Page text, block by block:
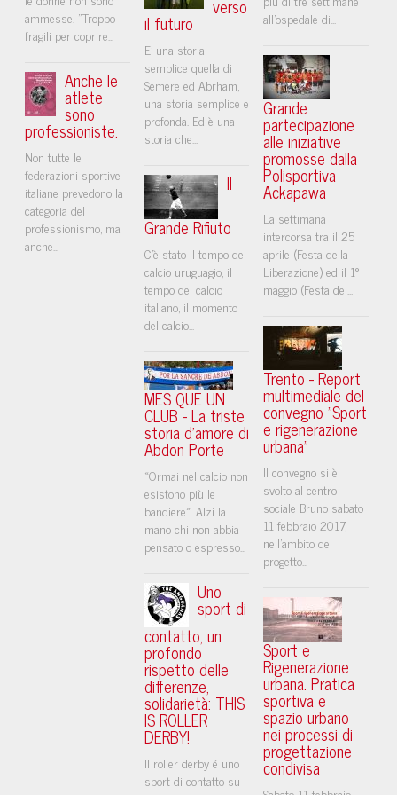
ammesse. "Troppo
fragili per coprire...
Anche le
atlete
sono
professioniste.
Non tutte le
federazioni sportive
italiane prevedono la
categoria del
professionismo, ma
anche...
verso
il futuro
E’ una storia
semplice quella di
Semere ed Abrham,
una storia semplice e
profonda. Ed è una
storia che...
Il
Grande Rifiuto
C’è stato il tempo del
calcio uruguagio, il
tempo del calcio
italiano, il momento
del calcio...
MES QUE UN
CLUB - La triste
storia d'amore di
Abdon Porte
«Ormai nel calcio non
esistono più le
bandiere». Alzi la
mano chi non abbia
pensato o espresso...
Uno
sport di
contatto, un
profondo
rispetto delle
differenze,
solidarietà: THIS
IS ROLLER
DERBY!
Il roller derby é uno
sport di contatto su
all'ospedale di...
Grande
partecipazione
alle iniziative
promosse dalla
Polisportiva
Ackapawa
La settimana
intercorsa tra il 25
aprile (Festa della
Liberazione) ed il 1°
maggio (Festa dei...
Trento - Report
multimediale del
convegno "Sport
e rigenerazione
urbana"
Il convegno si è
svolto al centro
sociale Bruno sabato
11 febbraio 2017,
nell'ambito del
progetto...
Sport e
Rigenerazione
urbana. Pratica
sportiva e
spazio urbano
nei processi di
progettazione
condivisa